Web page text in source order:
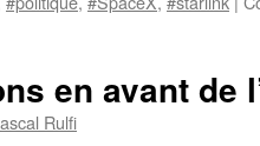
en avant de
Rulfi